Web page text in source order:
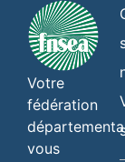
Votre
fédération
vous